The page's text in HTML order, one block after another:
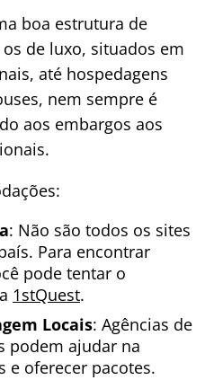
boa estrutura de
de luxo, situados em
até hospedagens
nem sempre é
aos embargos aos
: Não são todos os sites
Para encontrar
pode tentar o
1stQuest.
Locais: Agências de
podem ajudar na
e oferecer pacotes.